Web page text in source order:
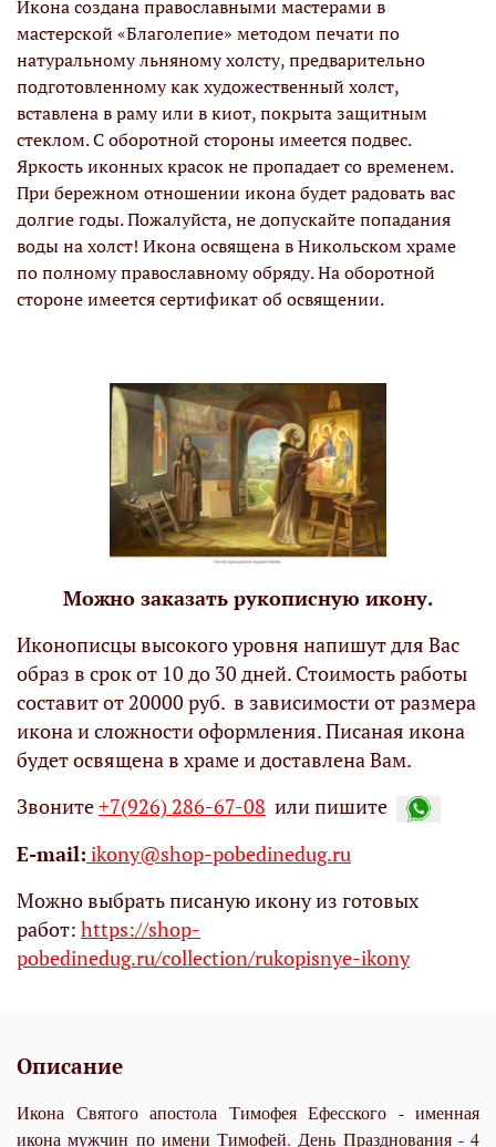
Икона создана православными мастерами в
мастерской «Благолепие» методом печати по
натуральному льняному холсту, предварительно
подготовленному как художественный холст,
вставлена в раму или в киот, покрыта защитным
стеклом. С оборотной стороны имеется подвес.
Яркость иконных красок не пропадает со временем.
При бережном отношении икона будет радовать вас
долгие годы. Пожалуйста, не допускайте попадания
воды на холст! Икона освящена в Никольском храме
по полному православному обряду. На оборотной
стороне имеется сертификат об освящении.
Можно заказать рукописную икону.
Иконописцы высокого уровня напишут для Вас
образ в срок от 10 до 30 дней. Стоимость работы
составит от 20000 руб. в зависимости от размера
икона и сложности оформления. Писаная икона
будет освящена в храме и доставлена Вам.
Звоните+7(926) 286-67-08 или пишите
Е-mail: ikony@shop-pobedinedug.ru
Можно выбрать писаную икону из готовых
работ: https://shop-
pobedinedug.ru/collection/rukopisnye-ikony
Описание
Икона Святого апостола Тимофея Ефесского - именная
икона мужчин по имени Тимофей. День Празднования - 4